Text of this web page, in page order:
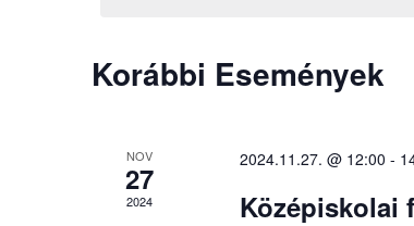
Események
Korábbi Események
NOV
27
2024
2024.11.27. @ 12:00 -
Középiskolai